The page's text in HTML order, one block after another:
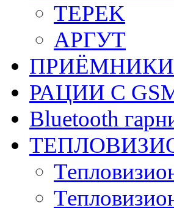
TЕРEK
АРГУТ
ПРИЁМНИКИ
РАЦИИ С
Bluetooth